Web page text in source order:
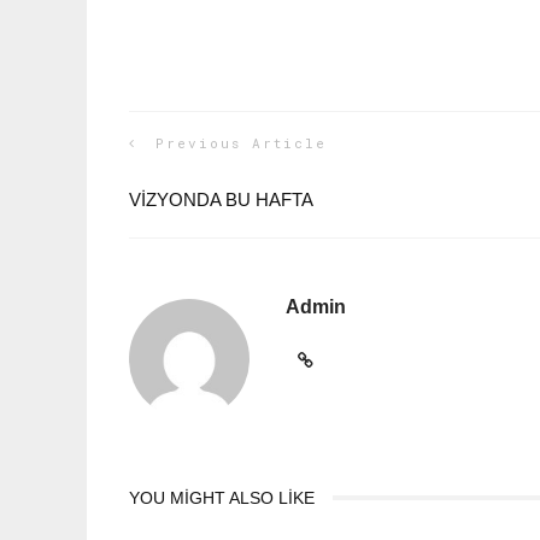
Previous Article
VİZYONDA BU HAFTA
Admin
YOU MIGHT ALSO LIKE